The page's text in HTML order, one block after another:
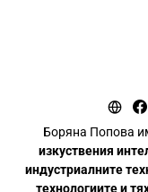
Боряна Попова
изкуствения
индустриалните
технологиите и